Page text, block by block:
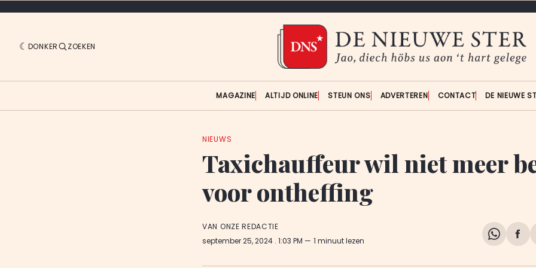
DONKER ZOEKEN
MAGAZINE ALTIJD ONLINE STEUN ONS ADVERTEREN CONTACT DE NIEUWE
NIEUWS
Taxichauffeur wil niet meer
voor ontheffing
VAN ONZE REDACTIE
september 25, 2024 . 1:03 PM 1 minuut lezen
Share